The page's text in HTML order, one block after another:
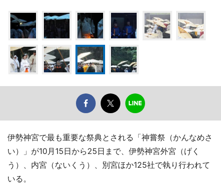
伊勢神宮で最も重要な祭典とされる「神嘗祭（かんなめさ
い）」が10月15日から25日まで、伊勢神宮外宮（げく
う）、内宮（ないくう）、別宮ほか125社で執り行われて
いる。